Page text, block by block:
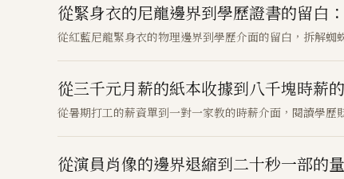
從緊身衣的尼龍邊界到學歷證書的留白
從紅藍尼龍緊身衣的物理邊界到學歷介面的留白，拆解
從三千元月薪的紙本收據到八千塊時薪
從暑期打工的薪資單到一對一家教的時薪介面，閱讀學歷
從演員肖像的邊界退縮到二十秒一部的